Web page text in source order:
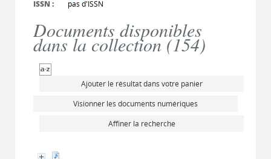
ISSN :
pas d'ISSN
Documents disponibles
dans la collection (154)
Ajouter le résultat dans votre panier
Visionner les documents numériques
Affiner la recherche